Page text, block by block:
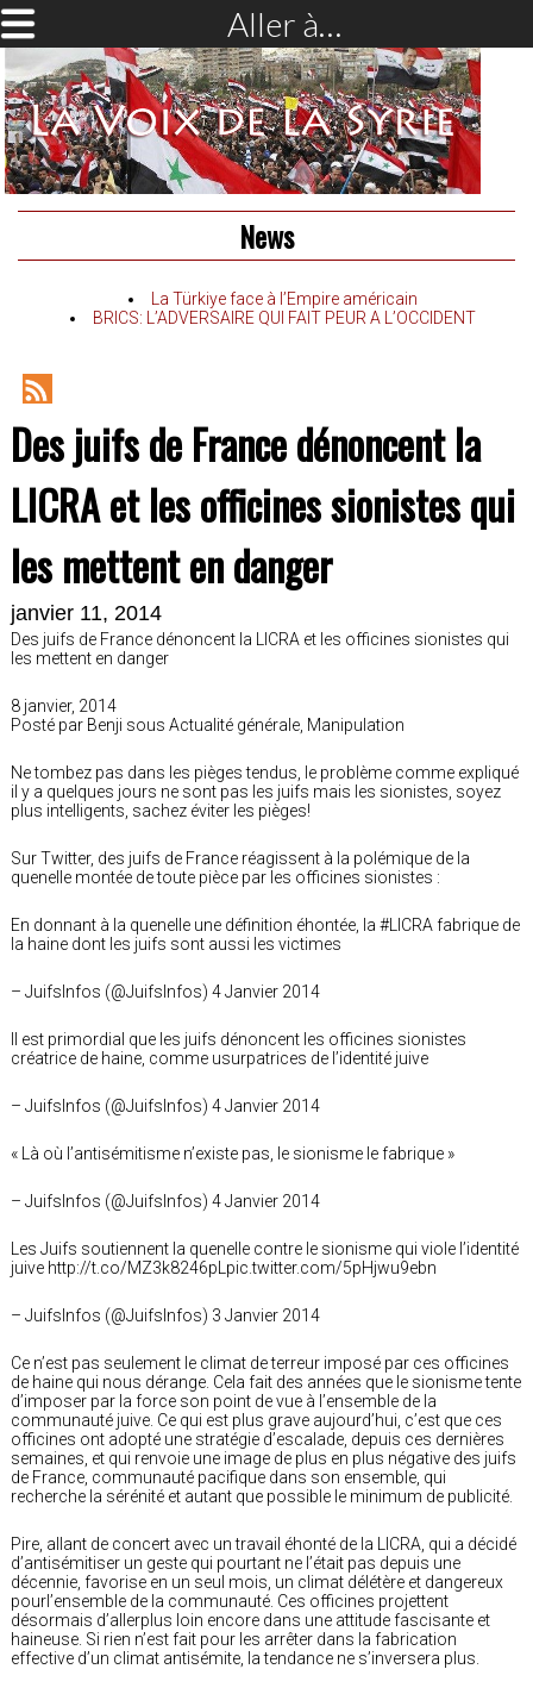
Aller à…
News
La Türkiye face à l’Empire américain
BRICS: L’ADVERSAIRE QUI FAIT PEUR A L’OCCIDENT
RSS
Feed
Des juifs de France dénoncent la
LICRA et les officines sionistes qui
les mettent en danger
janvier 11, 2014
Des juifs de France dénoncent la LICRA et les officines sionistes qui
les mettent en danger
8 janvier, 2014
Posté par Benji sous Actualité générale, Manipulation
Ne tombez pas dans les pièges tendus, le problème comme expliqué
il y a quelques jours ne sont pas les juifs mais les sionistes, soyez
plus intelligents, sachez éviter les pièges!
Sur Twitter, des juifs de France réagissent à la polémique de la
quenelle montée de toute pièce par les officines sionistes :
En donnant à la quenelle une définition éhontée, la #LICRA fabrique de
la haine dont les juifs sont aussi les victimes
– JuifsInfos (@JuifsInfos) 4 Janvier 2014
Il est primordial que les juifs dénoncent les officines sionistes
créatrice de haine, comme usurpatrices de l’identité juive
– JuifsInfos (@JuifsInfos) 4 Janvier 2014
« Là où l’antisémitisme n’existe pas, le sionisme le fabrique »
– JuifsInfos (@JuifsInfos) 4 Janvier 2014
Les Juifs soutiennent la quenelle contre le sionisme qui viole l’identité
juive http://t.co/MZ3k8246pLpic.twitter.com/5pHjwu9ebn
– JuifsInfos (@JuifsInfos) 3 Janvier 2014
Ce n’est pas seulement le climat de terreur imposé par ces officines
de haine qui nous dérange. Cela fait des années que le sionisme tente
d’imposer par la force son point de vue à l’ensemble de la
communauté juive. Ce qui est plus grave aujourd’hui, c’est que ces
officines ont adopté une stratégie d’escalade, depuis ces dernières
semaines, et qui renvoie une image de plus en plus négative des juifs
de France, communauté pacifique dans son ensemble, qui
recherche la sérénité et autant que possible le minimum de publicité.
Pire, allant de concert avec un travail éhonté de la LICRA, qui a décidé
d’antisémitiser un geste qui pourtant ne l’était pas depuis une
décennie, favorise en un seul mois, un climat délétère et dangereux
pourl’ensemble de la communauté. Ces officines projettent
désormais d’allerplus loin encore dans une attitude fascisante et
haineuse. Si rien n’est fait pour les arrêter dans la fabrication
effective d’un climat antisémite, la tendance ne s’inversera plus.